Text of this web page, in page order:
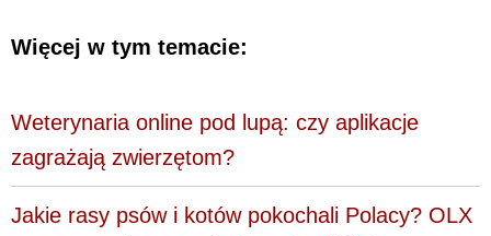
Więcej w tym temacie:
Weterynaria online pod lupą: czy aplikacje
zagrażają zwierzętom?
Jakie rasy psów i kotów pokochali Polacy? OLX